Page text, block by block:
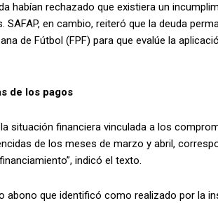
habían rechazado que existiera un
en cambio, reiteró que la deuda
de Fútbol (FPF) para que evalúe la
de los pagos
situación financiera vinculada a los
de los meses de marzo y abril,
indicó el texto.
que identificó como realizado por la